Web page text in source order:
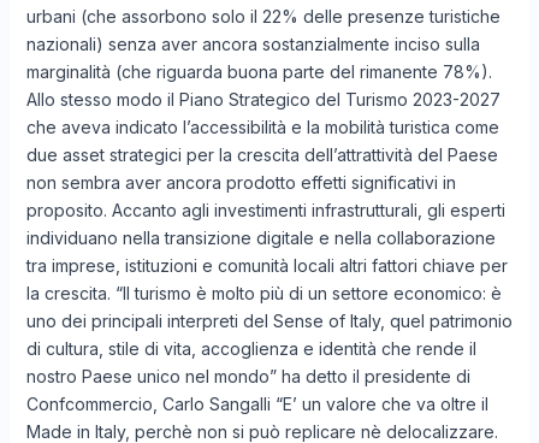
urbani (che assorbono solo il 22% delle presenze turistiche
nazionali) senza aver ancora sostanzialmente inciso sulla
marginalità (che riguarda buona parte del rimanente 78%).
Allo stesso modo il Piano Strategico del Turismo 2023-2027
che aveva indicato l’accessibilità e la mobilità turistica come
due asset strategici per la crescita dell’attrattività del Paese
non sembra aver ancora prodotto effetti significativi in
proposito. Accanto agli investimenti infrastrutturali, gli esperti
individuano nella transizione digitale e nella collaborazione
tra imprese, istituzioni e comunità locali altri fattori chiave per
la crescita. “Il turismo è molto più di un settore economico: è
uno dei principali interpreti del Sense of Italy, quel patrimonio
di cultura, stile di vita, accoglienza e identità che rende il
nostro Paese unico nel mondo” ha detto il presidente di
Confcommercio, Carlo Sangalli “E’ un valore che va oltre il
Made in Italy, perchè non si può replicare nè delocalizzare.